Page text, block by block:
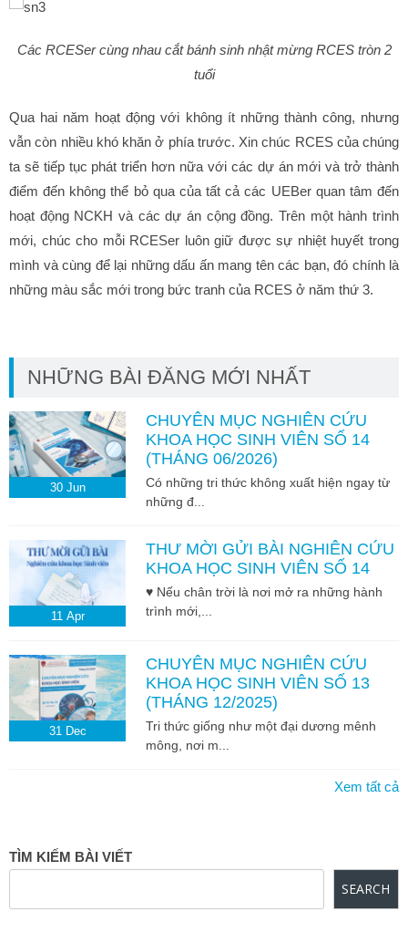
Các RCESer cùng nhau cắt bánh sinh nhật mừng RCES tròn 2
tuổi
Qua hai năm hoạt động với không ít những thành công, nhưng
vẫn còn nhiều khó khăn ở phía trước. Xin chúc RCES của chúng
ta sẽ tiếp tục phát triển hơn nữa với các dự án mới và trở thành
điểm đến không thể bỏ qua của tất cả các UEBer quan tâm đến
hoạt động NCKH và các dự án cộng đồng. Trên một hành trình
mới, chúc cho mỗi RCESer luôn giữ được sự nhiệt huyết trong
mình và cùng để lại những dấu ấn mang tên các bạn, đó chính là
những màu sắc mới trong bức tranh của RCES ở năm thứ 3.
NHỮNG BÀI ĐĂNG MỚI NHẤT
30 Jun
CHUYÊN MỤC NGHIÊN CỨU
KHOA HỌC SINH VIÊN SỐ 14
(THÁNG 06/2026)
Có những tri thức không xuất hiện ngay từ
những đ...
11 Apr
THƯ MỜI GỬI BÀI NGHIÊN CỨU
KHOA HỌC SINH VIÊN SỐ 14
♥ Nếu chân trời là nơi mở ra những hành
trình mới,...
31 Dec
CHUYÊN MỤC NGHIÊN CỨU
KHOA HỌC SINH VIÊN SỐ 13
(THÁNG 12/2025)
Tri thức giống như một đại dương mênh
mông, nơi m...
Xem tất cả
TÌM KIẾM BÀI VIẾT
SEARCH